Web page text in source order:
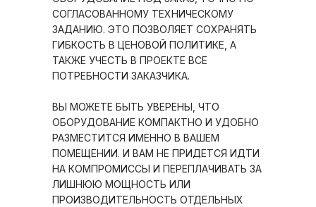
СОГЛАСОВАННОМУ ТЕХНИЧЕСКОМУ
ЗАДАНИЮ. ЭТО ПОЗВОЛЯЕТ СОХРАНЯТЬ
ГИБКОСТЬ В ЦЕНОВОЙ ПОЛИТИКЕ, А
ТАКЖЕ УЧЕСТЬ В ПРОЕКТЕ ВСЕ
ПОТРЕБНОСТИ ЗАКАЗЧИКА.
ВЫ МОЖЕТЕ БЫТЬ УВЕРЕНЫ, ЧТО
ОБОРУДОВАНИЕ КОМПАКТНО И УДОБНО
РАЗМЕСТИТСЯ ИМЕННО В ВАШЕМ
ПОМЕЩЕНИИ. И ВАМ НЕ ПРИДЕТСЯ ИДТИ
НА КОМПРОМИССЫ И ПЕРЕПЛАЧИВАТЬ ЗА
ЛИШНЮЮ МОЩНОСТЬ ИЛИ
ПРОИЗВОДИТЕЛЬНОСТЬ ОТДЕЛЬНЫХ